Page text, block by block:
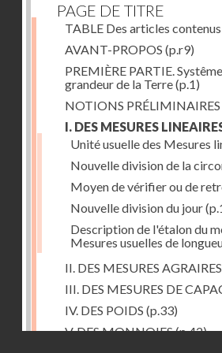
PAGE DE TITRE
TABLE Des articles
AVANT-PROPOS (p.r9)
PREMIÈRE PARTIE.
grandeur de la Terre(p.1)
NOTIONS PRÉLIMINAIRES
I. DES MESURES
Unité usuelle des Mesures
Nouvelle division de la
Moyen de vérifier ou de
Nouvelle division du jour
Description de l'étalon du
Mesures usuelles de
II. DES MESURES AGRAIRES
III. DES MESURES DE
IV. DES POIDS (p.33)
V. DES MONNOIES(p.42)